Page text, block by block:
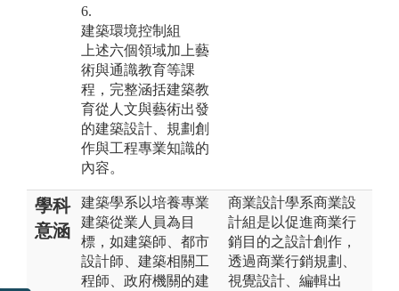
6.
建築環境控制組
上述六個領域加上藝
術與通識教育等課
程，完整涵括建築教
育從人文與藝術出發
的建築設計、規劃創
作與工程專業知識的
內容。
學科
意涵
建築學系以培養專業
建築從業人員為目
標，如建築師、都市
設計師、建築相關工
程師、政府機關的建
商業設計學系商業設
計組是以促進商業行
銷目的之設計創作，
透過商業行銷規劃、
視覺設計、編輯出